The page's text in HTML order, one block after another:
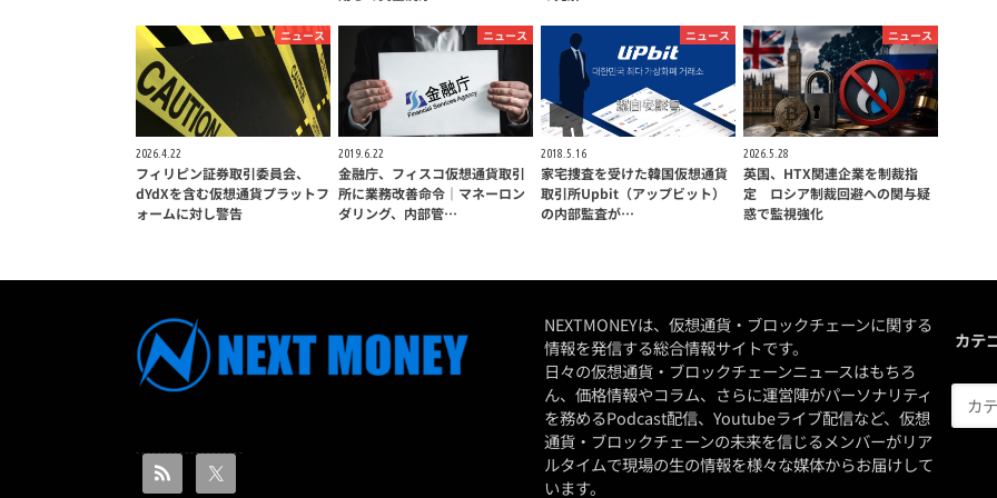
ニュース
2026.4.22
フィリピン証券取引委員会、
dYdXを含む仮想通貨プラットフ
ォームに対し警告
ニュース
2019.6.22
金融庁、フィスコ仮想通貨取引
所に業務改善命令｜マネーロン
ダリング、内部管…
ニュース
2018.5.16
家宅捜査を受けた韓国仮想通貨
取引所Upbit（アップビット）
の内部監査が…
ニュース
2026.5.28
英国、HTX関連企業を制裁指
定 ロシア制裁回避への関与疑
惑で監視強化
NEXTMONEYは、仮想通貨・ブロックチェーンに関する
情報を発信する総合情報サイトです。
日々の仮想通貨・ブロックチェーンニュースはもちろ
ん、価格情報やコラム、さらに運営陣がパーソナリティ
を務めるPodcast配信、Youtubeライブ配信など、仮想
通貨・ブロックチェーンの未来を信じるメンバーがリア
ルタイムで現場の生の情報を様々な媒体からお届けして
います。
カテ